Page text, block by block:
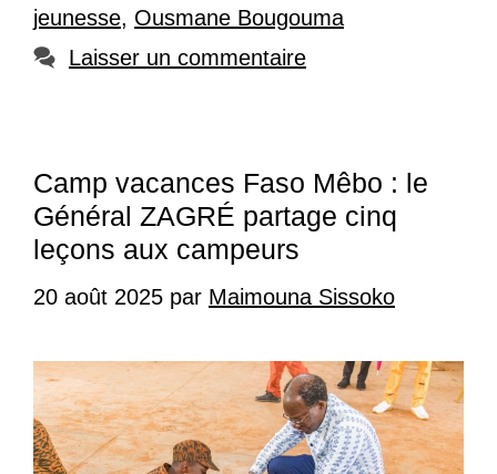
jeunesse, Ousmane Bougouma
Laisser un commentaire
Camp vacances Faso Mêbo : le
Général ZAGRÉ partage cinq
leçons aux campeurs
20 août 2025 par Maimouna Sissoko